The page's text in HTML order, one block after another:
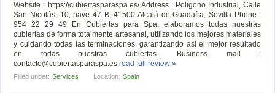
Website : https://cubiertasparaspa.es/ Address : Poligono Industrial, Calle
San Nicolás, 10, nave 47 B, 41500 Alcalá de Guadaíra, Sevilla Phone :
954 22 29 49 En Cubiertas para Spa, elaboramos todas nuestras
cubiertas de forma totalmente artesanal, utilizando los mejores materiales
y cuidando todas las terminaciones, garantizando así el mejor resultado
en todas nuestras cubiertas. Business mail :
contacto@cubiertasparaspa.es read full review »
Filled under: Services Location: Spain